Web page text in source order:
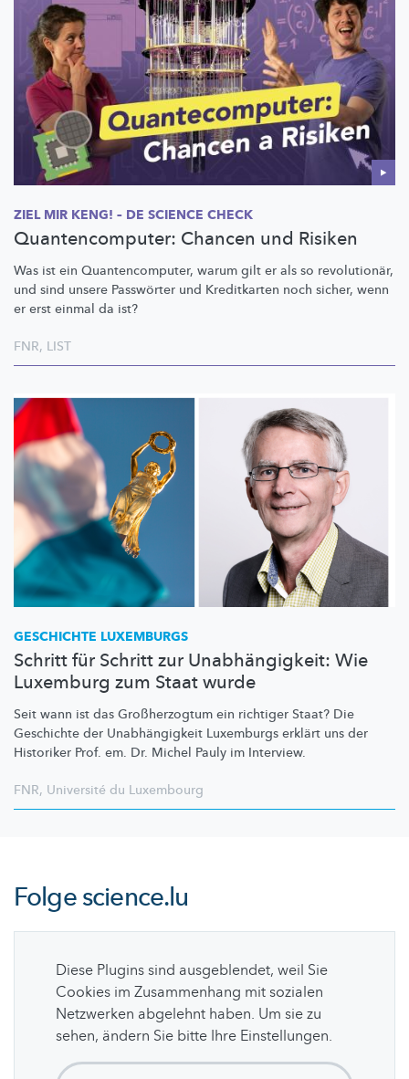
ZIEL MIR KENG! – DE SCIENCE CHECK
Quantencomputer: Chancen und Risiken
Was ist ein Quantencomputer, warum gilt er als so revolutionär,
und sind unsere Passwörter und Kreditkarten noch sicher, wenn
er erst einmal da ist?
FNR, LIST
GESCHICHTE LUXEMBURGS
Schritt für Schritt zur Unabhängigkeit: Wie
Luxemburg zum Staat wurde
Seit wann ist das Großherzogtum ein richtiger Staat? Die
Geschichte der Unabhängigkeit Luxemburgs erklärt uns der
Historiker Prof. em. Dr. Michel Pauly im Interview.
FNR, Université du Luxembourg
Folgescience.lu
Diese Plugins sind ausgeblendet, weil Sie
Cookies im Zusammenhang mit sozialen
Netzwerken abgelehnt haben. Um sie zu
sehen, ändern Sie bitte Ihre Einstellungen.